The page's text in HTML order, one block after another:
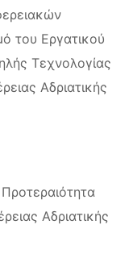
του Εργατικού
Τεχνολογίας
Αδριατικής
Αδριατικής